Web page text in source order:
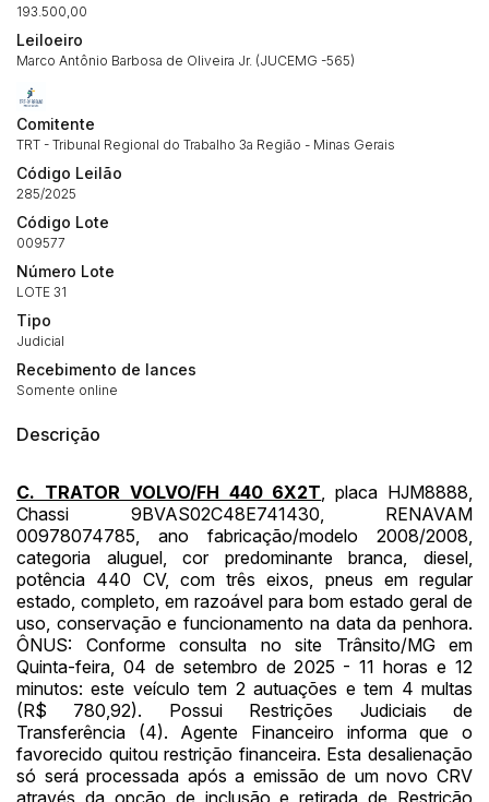
193.500,00
Leiloeiro
Marco Antônio Barbosa de Oliveira Jr. (JUCEMG -565)
Comitente
TRT - Tribunal Regional do Trabalho 3a Região - Minas Gerais
Código Leilão
285/2025
Código Lote
009577
Número Lote
LOTE 31
Tipo
Judicial
Recebimento de lances
Somente online
Descrição
C. TRATOR VOLVO/FH 440 6X2T, placa HJM8888,
Chassi 9BVAS02C48E741430, RENAVAM
00978074785, ano fabricação/modelo 2008/2008,
categoria aluguel, cor predominante branca, diesel,
potência 440 CV, com três eixos, pneus em regular
estado, completo, em razoável para bom estado geral de
uso, conservação e funcionamento na data da penhora.
ÔNUS: Conforme consulta no site Trânsito/MG em
Quinta-feira, 04 de setembro de 2025 - 11 horas e 12
minutos: este veículo tem 2 autuações e tem 4 multas
(R$ 780,92). Possui Restrições Judiciais de
Transferência (4). Agente Financeiro informa que o
favorecido quitou restrição financeira. Esta desalienação
só será processada após a emissão de um novo CRV
Envie sua Proposta
14/04/2025 18:43:11 TIAGOFELIPE R$ 1,00
14/04/2025 18:43:11 TIAGOFELIPE R$ 1,00
14/04/2025 18:43:11 TIAGOFELIPE R$ 1,00
Clique aqui para fazer login
propostas